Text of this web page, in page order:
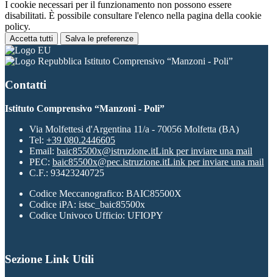
I cookie necessari per il funzionamento non possono essere
disabilitati. È possibile consultare l'elenco nella pagina della cookie
policy.
Accetta tutti Salva le preferenze
Istituto Comprensivo “Manzoni - Poli”
Contatti
Istituto Comprensivo “Manzoni - Poli”
Via Molfettesi d'Argentina 11/a - 70056 Molfetta (BA)
Tel: +39 080.2446605
Email: baic85500x@istruzione.itLink per inviare una mail
PEC: baic85500x@pec.istruzione.itLink per inviare una mail
C.F.: 93423240725
Codice Meccanografico: BAIC85500X
Codice iPA: istsc_baic85500x
Codice Univoco Ufficio: UFIOPY
Sezione Link Utili